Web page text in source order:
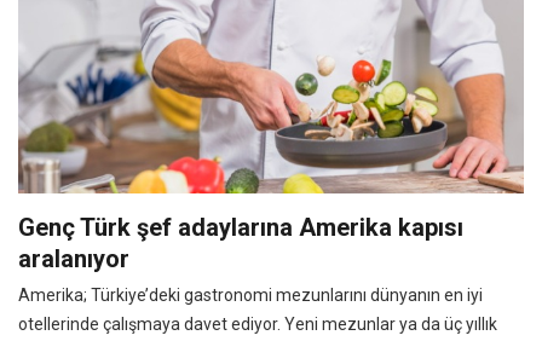
Genç Türk şef adaylarına Amerika kapısı
aralanıyor
Amerika; Türkiye’deki gastronomi mezunlarını dünyanın en iyi
otellerinde çalışmaya davet ediyor. Yeni mezunlar ya da üç yıllık